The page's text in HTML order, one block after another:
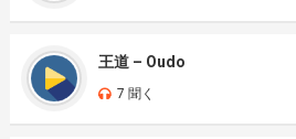
王道 – Oudo
7 聞く